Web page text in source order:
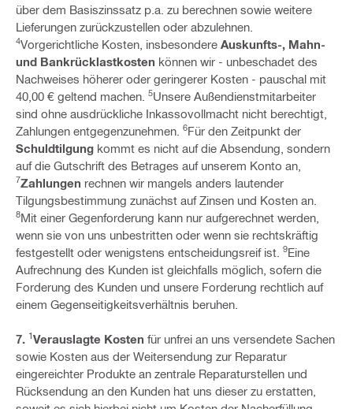
über dem Basiszinssatz p.a. zu berechnen sowie weitere
Lieferungen zurückzustellen oder abzulehnen.
4Vorgerichtliche Kosten, insbesondere Auskunfts-, Mahn-
und Bankrücklastkosten können wir - unbeschadet des
Nachweises höherer oder geringerer Kosten - pauschal mit
40,00 € geltend machen.
5Unsere Außendienstmitarbeiter
sind ohne ausdrückliche Inkassovollmacht nicht berechtigt,
Zahlungen entgegenzunehmen.
6Für den Zeitpunkt der
Schuldtilgung kommt es nicht auf die Absendung, sondern
auf die Gutschrift des Betrages auf unserem Konto an,
7Zahlungen rechnen wir mangels anders lautender
Tilgungsbestimmung zunächst auf Zinsen und Kosten an.
8Mit einer Gegenforderung kann nur aufgerechnet werden,
wenn sie von uns unbestritten oder wenn sie rechtskräftig
festgestellt oder wenigstens entscheidungsreif ist.
9Eine
Aufrechnung des Kunden ist gleichfalls möglich, sofern die
Forderung des Kunden und unsere Forderung rechtlich auf
einem Gegenseitigkeitsverhältnis beruhen.
7. 1Verauslagte Kosten für unfrei an uns versendete Sachen
sowie Kosten aus der Weitersendung zur Reparatur
eingereichter Produkte an zentrale Reparaturstellen und
Rücksendung an den Kunden hat uns dieser zu erstatten,